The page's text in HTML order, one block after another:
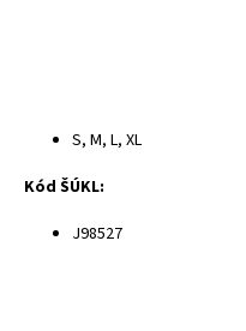
S, M, L, XL
Kód ŠÚKL:
J98527